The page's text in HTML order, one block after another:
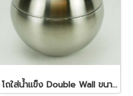
โถใส่น้ำแข็ง Double Wall ขนาด 1 ลิตร